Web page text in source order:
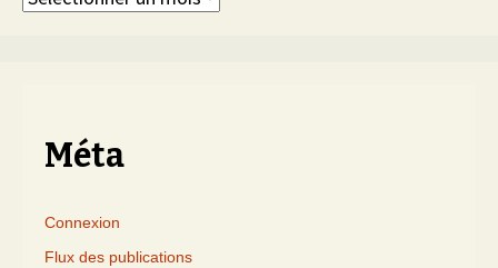
Méta
Connexion
Flux des publications